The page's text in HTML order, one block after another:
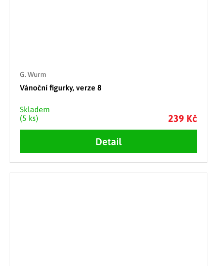
G. Wurm
Vánoční figurky, verze 8
Skladem
(5 ks)
239 Kč
Detail